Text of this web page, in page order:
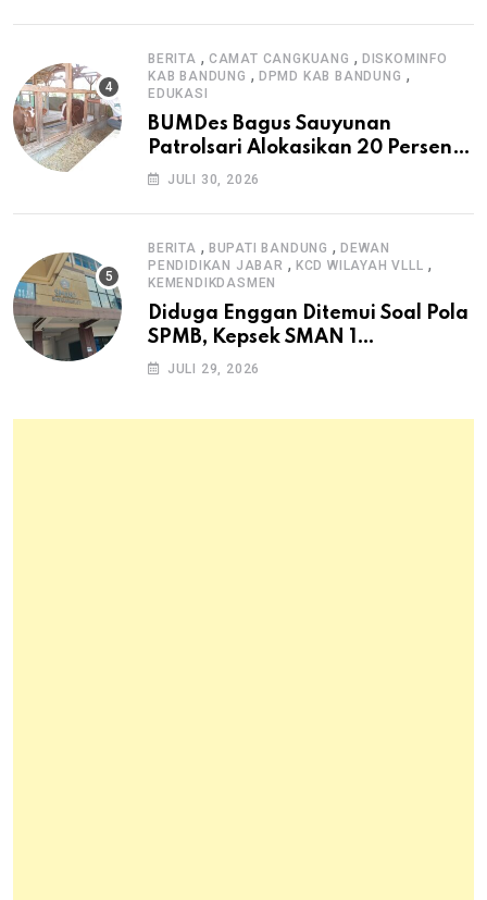
BERITA , CAMAT CANGKUANG , DISKOMINFO
KAB BANDUNG , DPMD KAB BANDUNG ,
EDUKASI
BUMDes Bagus Sauyunan
Patrolsari Alokasikan 20 Persen
Dana Desa untuk Ketahanan
JULI 30, 2026
BERITA , BUPATI BANDUNG ,DEWAN
PENDIDIKAN JABAR , KCD WILAYAH VLLL ,
KEMENDIKDASMEN
Diduga Enggan Ditemui Soal Pola
SPMB, Kepsek SMAN 1
Dayeuhkolot Dikeluhkan Orang
JULI 29, 2026